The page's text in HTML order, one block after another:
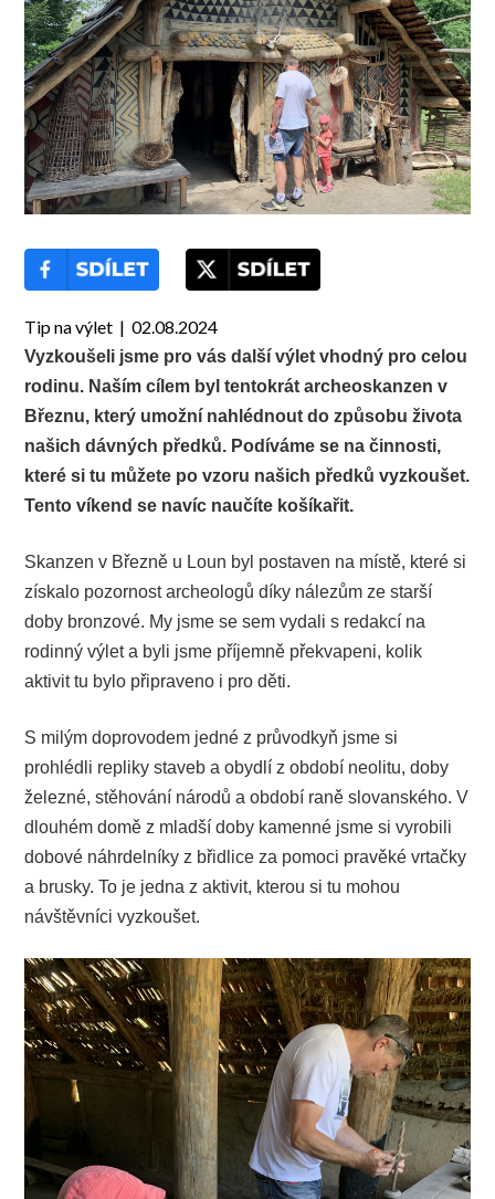
Tip na výlet | 02.08.2024
Vyzkoušeli jsme pro vás další výlet vhodný pro celou
rodinu. Naším cílem byl tentokrát archeoskanzen v
Březnu, který umožní nahlédnout do způsobu života
našich dávných předků. Podíváme se na činnosti,
které si tu můžete po vzoru našich předků vyzkoušet.
Tento víkend se navíc naučíte košíkařit.
Skanzen v Březně u Loun byl postaven na místě, které si
získalo pozornost archeologů díky nálezům ze starší
doby bronzové. My jsme se sem vydali s redakcí na
rodinný výlet a byli jsme příjemně překvapeni, kolik
aktivit tu bylo připraveno i pro děti.
S milým doprovodem jedné z průvodkyň jsme si
prohlédli repliky staveb a obydlí z období neolitu, doby
železné, stěhování národů a období raně slovanského. V
dlouhém domě z mladší doby kamenné jsme si vyrobili
dobové náhrdelníky z břidlice za pomoci pravěké vrtačky
a brusky. To je jedna z aktivit, kterou si tu mohou
návštěvníci vyzkoušet.